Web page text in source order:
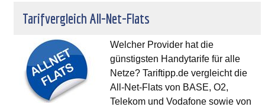
Tarifvergleich All-Net-Flats
Welcher Provider hat die
günstigsten Handytarife für alle
Netze? Tariftipp.de vergleicht die
All-Net-Flats von BASE, O2,
Telekom und Vodafone sowie von